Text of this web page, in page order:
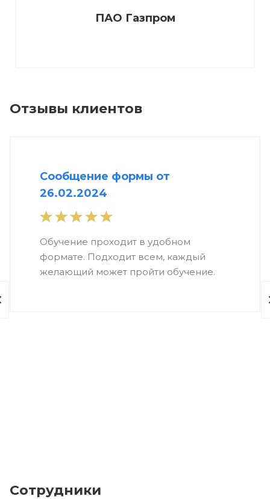
ПАО Газпром
Отзывы клиентов
Сообщение формы от
26.02.2024
Обучение проходит в удобном
формате. Подходит всем, каждый
желающий может пройти обучение.
Сотрудники